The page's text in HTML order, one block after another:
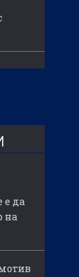
е да
на